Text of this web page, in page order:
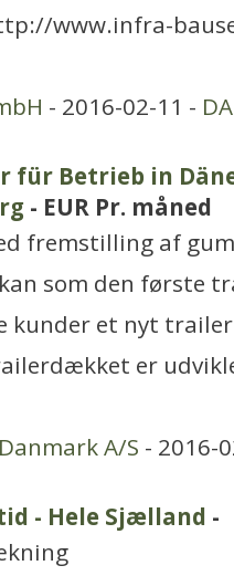
www.infra-
- 2016-02-11 -
für Betrieb in
- EUR Pr. måned
fremstilling af
som den første
kunder et nyt
er
A/S - 2016-
- Hele Sjælland -